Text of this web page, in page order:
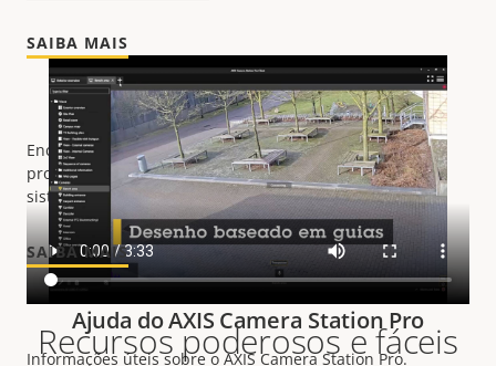
Recursos poderosos e fáceis
SAIBA MAIS
Diretrizes de hardware
Encontre diretrizes de hardware, informações sobre
produtos compatíveis e como projetar e manter seu
sistema.
SAIBA MAIS
Ajuda do AXIS Camera Station Pro
Informações úteis sobre o AXIS Camera Station Pro.